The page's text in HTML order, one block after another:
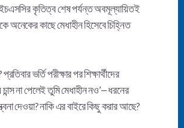
কৃতিত্ব শেষ পর্যন্ত অবমূল্যায়িতই
অনেকের কাছে মেধাহীন হিসেবে চিহ্নিত
ভর্তি পরীক্ষার পর শিক্ষার্থীদের
চান্স না পেলেই তুমি মেধাহীন নও’– ধরনের
দেওয়া? নাকি এর বাইরে কিছু করার আছে?